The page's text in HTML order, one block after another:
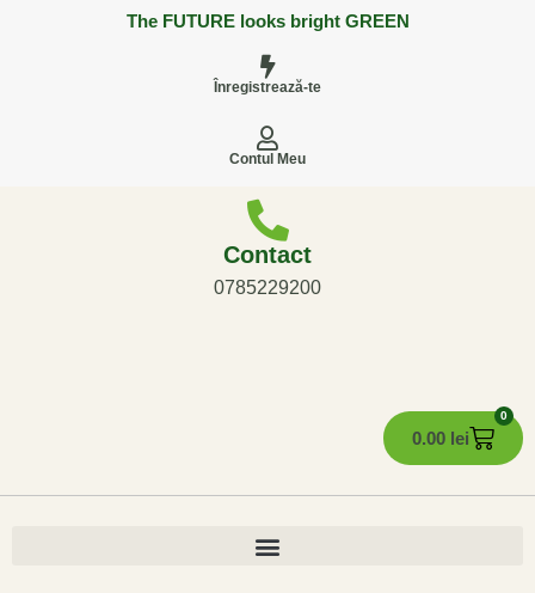
The FUTURE looks bright GREEN
Înregistrează-te
Contul Meu
Contact
0785229200
0.00 lei
0